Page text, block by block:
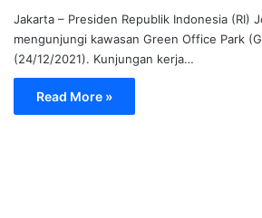
Jakarta – Presiden Republik Indonesia (RI)
mengunjungi kawasan Green Office Park
(24/12/2021). Kunjungan kerja…
Read More »